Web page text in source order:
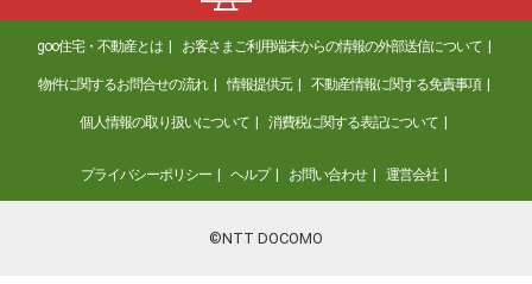
1,880万円
住 所
大阪府高槻市野田３
土地面積
74.53m²
１種住居
goo住宅・不動産とは お客さまご利用端末からの情報の外部送信について
物件に関するお問合せの流れ 情報提供元 不動産情報に関する免責事項
個人情報の取り扱いについて 消費税に関する表記について
プライバシーポリシー ヘルプ お問い合わせ 運営会社
©NTT DOCOMO